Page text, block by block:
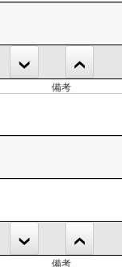
備考
備考